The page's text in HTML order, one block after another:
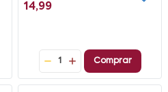
14,99
1 Comprar